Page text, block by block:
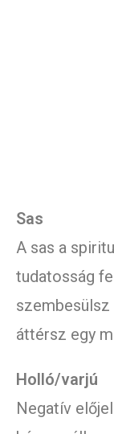
Sas
A sas a
tudatosság
szembesülsz
áttérsz egy
Holló/varjú
Negatív